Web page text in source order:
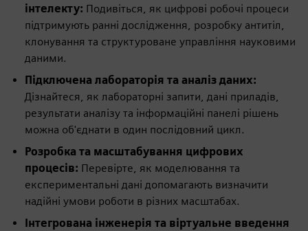
інтелекту: Подивіться, як цифрові робочі процеси
підтримують ранні дослідження, розробку антитіл,
клонування та структуроване управління науковими
даними.
Підключена лабораторія та аналіз даних:
Дізнайтеся, як лабораторні запити, дані приладів,
результати аналізу та інформаційні панелі рішень
можна об'єднати в один послідовний цикл.
Розробка та масштабування цифрових
процесів: Перевірте, як моделювання та
експериментальні дані допомагають визначити
надійні умови роботи в різних масштабах.
Інтегрована інженерія та віртуальне введення